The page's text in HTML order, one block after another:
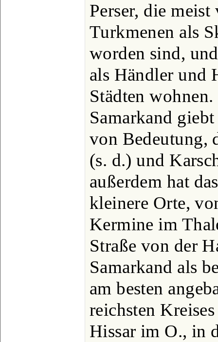
Perser, die
Turkmenen als
worden sind,
als Händler und
Städten
Samarkand
von Bedeutung,
(s. d.) und
außerdem hat
kleinere Orte,
Kermine im
Straße von der
Samarkand als
am besten
reichsten
Hissar im O., in